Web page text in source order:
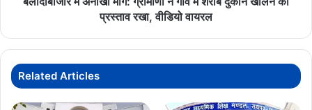
वीडियो
वायरल
प्रस्ताव रखा, वीडियो वायरल
Related Articles